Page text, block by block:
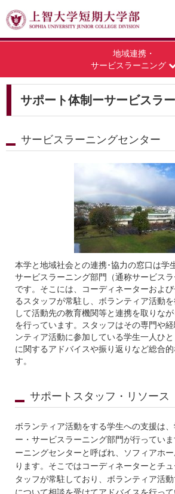
地域連携・
サービスラーニング
サポート体制ーサービスラ
サービスラーニングセンター
本学と地域社会との連携･協力の窓口は学
サービスラーニング部門（通称サービスラ
です。そこには、コーディネーターおよ
るスタッフが常駐し、ボランティア活動
して活動先の教育機関等と連携を取りな
を行っています。スタッフはその専門や
ンティア活動に参加している学生一人ひ
に関するアドバイスや振り返りなど総合
す。
サポートスタッフ・リソース
ボランティア活動をする学生への支援は
ー・サービスラーニング部門が行ってい
ーニングセンターと呼ばれ、ソフィアホ
ります。そこではコーディネーターとチ
タッフが常駐しており、ボランティア活